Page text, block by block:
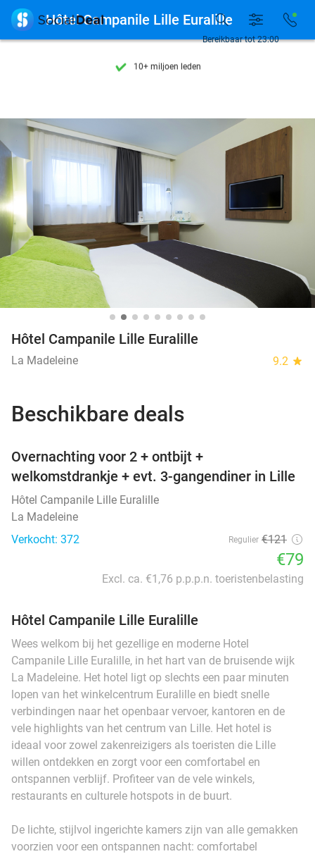
7 dagen per week beschikbaar
10+ miljoen leden
7 dagen per week beschikbaar
Bereikbaar tot 23:00
 Hôtel Campanile Lille Euralille
Hôtel Campanile Lille Euralille
La Madeleine 9.2 star
Beschikbare deals
Overnachting voor 2 + ontbijt +
welkomstdrankje + evt. 3-gangendiner in Lille
Hôtel Campanile Lille Euralille
La Madeleine
Verkocht: 372
Regulier €121
€79
Excl. ca. €1,76 p.p.p.n. toeristenbelasting
Hôtel Campanile Lille Euralille
Wees welkom bij het gezellige en moderne Hotel
Campanile Lille Euralille, in het hart van de bruisende wijk
La Madeleine. Het hotel ligt op slechts een paar minuten
lopen van het winkelcentrum Euralille en biedt snelle
verbindingen naar het openbaar vervoer, kantoren en de
vele highlights van het centrum van Lille. Het hotel is
ideaal voor zowel zakenreizigers als toeristen die Lille
willen ontdekken en zorgt voor een comfortabel en
ontspannen verblijf. Profiteer van de vele winkels,
restaurants en culturele hotspots in de buurt.
De lichte, stijlvol ingerichte kamers zijn van alle gemakken
voorzien voor een ontspannen nacht: comfortabel